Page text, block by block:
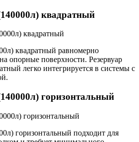
квадратный
квадратный равномерно
опорные поверхности. Резервуар
легко интегрируется в системы с
горизонтальный
горизонтальный подходит для